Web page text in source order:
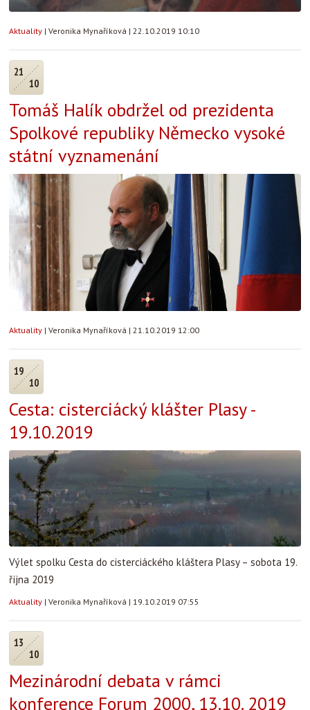
Aktuality | Veronika Mynaříková | 22.10.2019 10:10
21
10
Tomáš Halík obdržel od prezidenta
Spolkové republiky Německo vysoké
státní vyznamenání
Aktuality | Veronika Mynaříková | 21.10.2019 12:00
19
10
Cesta: cisterciácký klášter Plasy -
19.10.2019
Výlet spolku Cesta do cisterciáckého kláštera Plasy – sobota 19.
října 2019
Aktuality | Veronika Mynaříková | 19.10.2019 07:55
13
10
Mezinárodní debata v rámci
konference Forum 2000, 13.10. 2019